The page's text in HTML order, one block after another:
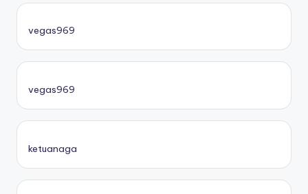
vegas969
vegas969
ketuanaga